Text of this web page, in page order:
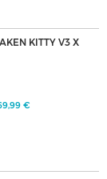
KITTY V3 X
€